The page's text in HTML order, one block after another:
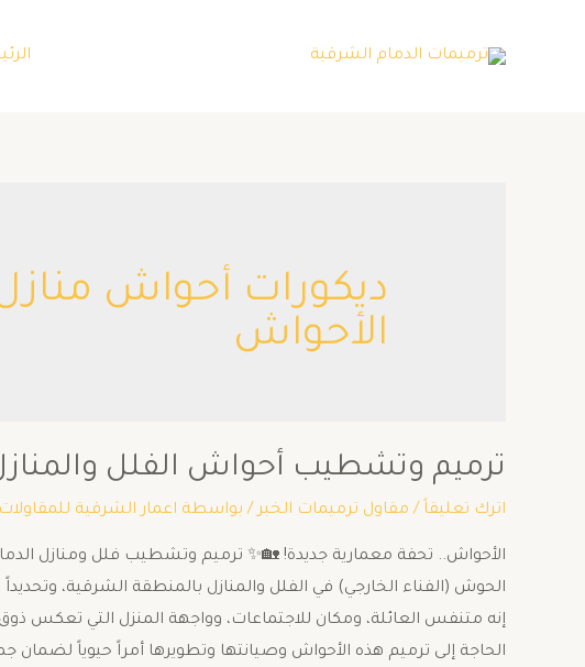
ديكورات أحواش
الأحواش
ترميم وتشطيب أحواش الفلل والمنازل
اترك تعليقاً / مقاول ترميمات الخبر/ بواسطة اعمار الشرقية للمقاولات
الأحواش.. تحفة معمارية جديدة! 🏡✨ ترميم وتشطيب فلل ومنازل
الحوش (الفناء الخارجي) في الفلل والمنازل بالمنطقة الشرقية،
إنه متنفس العائلة، ومكان للاجتماعات، وواجهة المنزل التي تعكس
الحاجة إلى ترميم هذه الأحواش وصيانتها وتطويرها أمراً حيوياً